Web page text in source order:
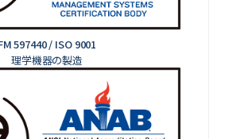
597440 / ISO 9001
理学機器の製造